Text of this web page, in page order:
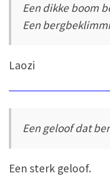
Een dikke boom
Een
Laozi
Een geloof dat
Een sterk geloof.